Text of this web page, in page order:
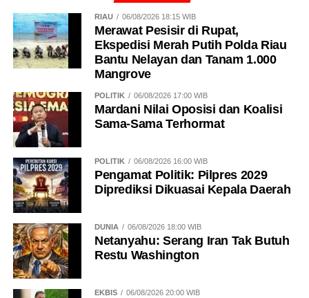
RIAU 06/08/2026 18:15 WIB
Merawat Pesisir di Rupat,
Ekspedisi Merah Putih Polda Riau
Bantu Nelayan dan Tanam 1.000
Mangrove
POLITIK 06/08/2026 17:00 WIB
Mardani Nilai Oposisi dan Koalisi
Sama-Sama Terhormat
POLITIK 06/08/2026 16:00 WIB
Pengamat Politik: Pilpres 2029
Diprediksi Dikuasai Kepala Daerah
DUNIA 06/08/2026 18:00 WIB
Netanyahu: Serang Iran Tak Butuh
Restu Washington
EKBIS 06/08/2026 20:00 WIB